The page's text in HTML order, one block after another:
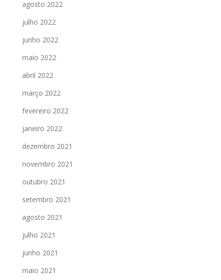
agosto 2022
julho 2022
junho 2022
maio 2022
abril 2022
março 2022
fevereiro 2022
janeiro 2022
dezembro 2021
novembro 2021
outubro 2021
setembro 2021
agosto 2021
julho 2021
junho 2021
maio 2021